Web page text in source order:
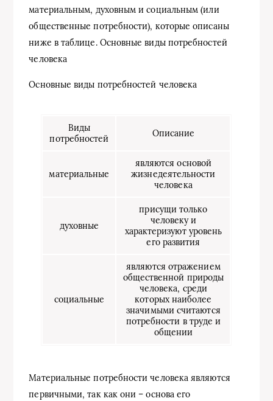
материальным, духовным и социальным (или
общественные потребности), которые описаны
ниже в таблице. Основные виды потребностей
человека
Основные виды потребностей человека
Виды
потребностей
Описание
материальные
являются основой
жизнедеятельности
человека
духовные
присущи только
человеку и
характеризуют уровень
его развития
социальные
являются отражением
общественной природы
человека, среди
которых наиболее
значимыми считаются
потребности в труде и
общении
Материальные потребности человека являются
первичными, так как они – основа его